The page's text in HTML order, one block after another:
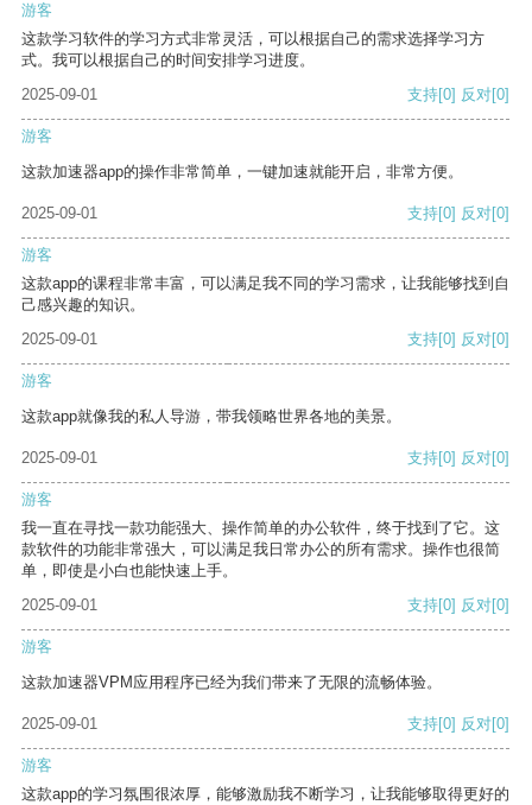
游客
这款学习软件的学习方式非常灵活，可以根据自己的需求选择学习方
式。我可以根据自己的时间安排学习进度。
2025-09-01
支持[0] 反对[0]
游客
这款加速器app的操作非常简单，一键加速就能开启，非常方便。
2025-09-01 支持[0] 反对[0]
游客
这款app的课程非常丰富，可以满足我不同的学习需求，让我能够找到自
己感兴趣的知识。
2025-09-01
支持[0] 反对[0]
游客
这款app就像我的私人导游，带我领略世界各地的美景。
2025-09-01 支持[0] 反对[0]
游客
我一直在寻找一款功能强大、操作简单的办公软件，终于找到了它。这
款软件的功能非常强大，可以满足我日常办公的所有需求。操作也很简
单，即使是小白也能快速上手。
2025-09-01
支持[0] 反对[0]
游客
这款加速器VPM应用程序已经为我们带来了无限的流畅体验。
2025-09-01 支持[0] 反对[0]
游客
这款app的学习氛围很浓厚，能够激励我不断学习，让我能够取得更好的